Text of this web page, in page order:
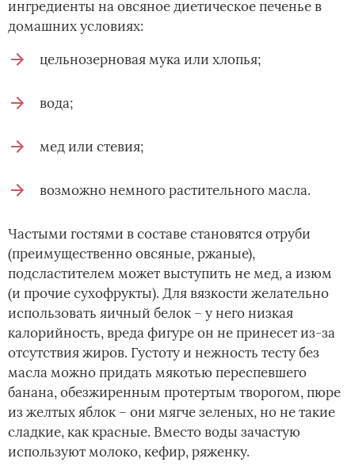
ингредиенты на овсяное диетическое печенье в
домашних условиях:
цельнозерновая мука или хлопья;
вода;
мед или стевия;
возможно немного растительного масла.
Частыми гостями в составе становятся отруби
(преимущественно овсяные, ржаные),
подсластителем может выступить не мед, а изюм
(и прочие сухофрукты). Для вязкости желательно
использовать яичный белок – у него низкая
калорийность, вреда фигуре он не принесет из-за
отсутствия жиров. Густоту и нежность тесту без
масла можно придать мякотью переспевшего
банана, обезжиренным протертым творогом, пюре
из желтых яблок – они мягче зеленых, но не такие
сладкие, как красные. Вместо воды зачастую
используют молоко, кефир, ряженку.